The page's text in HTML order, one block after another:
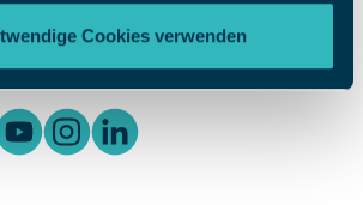
Cookies verwenden
Sie uns auf: